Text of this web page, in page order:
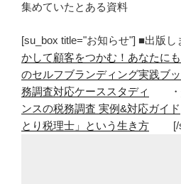
集めていたとある資料
[su_box title="お知らせ"] ■出版
かして顧客をつかむ！あなたに
のセルフブランディング実践ブ
務調査対応ケーススタディ
・
ンスの税務調査 実例&対応ガイド
とり税理士」という生き方 [/